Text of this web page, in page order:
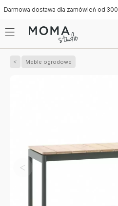
dostawa dla zamówień od 300 zł
Meble ogrodowe